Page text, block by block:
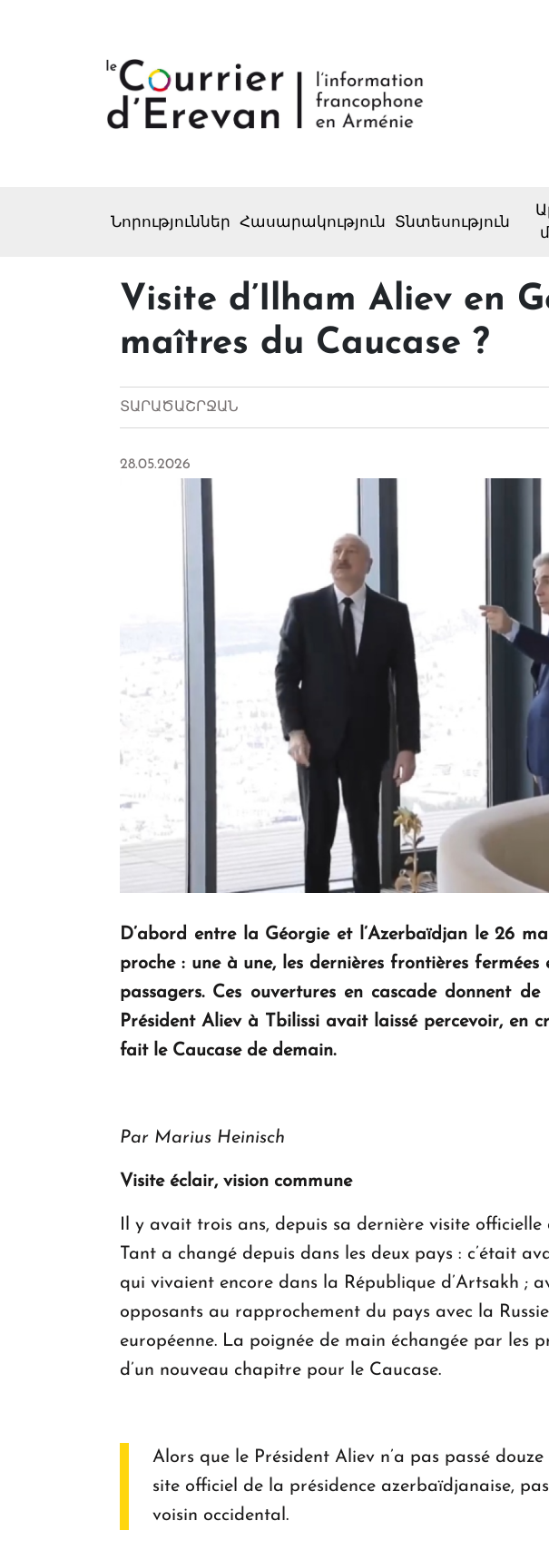
Նորություններ Հասարակություն Տնտեսություն
Visite d’Ilham Aliev en
maîtres du Caucase ?
ՏԱՐԱԾԱՇՐՋԱՆ
28.05.2026
D’abord entre la Géorgie et l’Azerbaïdjan le 26
proche : une à une, les dernières frontières
passagers. Ces ouvertures en cascade donnent
Président Aliev à Tbilissi avait laissé percevoir, en
fait le Caucase de demain.
Par Marius Heinisch
Visite éclair, vision commune
Il y avait trois ans, depuis sa dernière visite officielle
Tant a changé depuis dans les deux pays : c’était
qui vivaient encore dans la République d’Artsakh ;
opposants au rapprochement du pays avec la
européenne. La poignée de main échangée par les
d’un nouveau chapitre pour le Caucase.
Alors que le Président Aliev n’a pas passé
site officiel de la présidence azerbaïdjanaise,
voisin occidental.